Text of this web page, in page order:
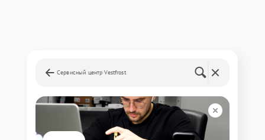
Сервисный центр Vestfrost